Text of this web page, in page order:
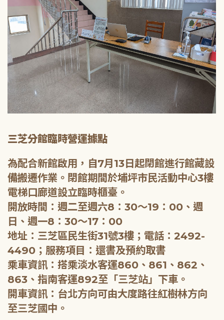
三芝分館臨時營運據點
為配合新館啟用，自7月13日起閉館進行館藏設
備搬遷作業。閉館期間於埔坪市民活動中心3樓
電梯口廊道設立臨時櫃臺。
開放時間：週二至週六8：30～19：00、週
日、週一8：30～17：00
地址：三芝區民生街31號3樓；電話：2492-
4490；服務項目：還書及預約取書
乘車資訊：搭乘淡水客運860、861、862、
863、指南客運892至「三芝站」下車。
開車資訊：台北方向可由大度路往紅樹林方向
至三芝國中。